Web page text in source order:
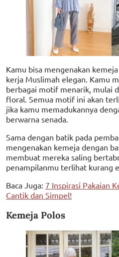
Kamu bisa mengenakan
kerja Muslimah elegan. Kamu
berbagai motif menarik, mulai
floral. Semua motif ini akan
jika kamu memadukannya
berwarna senada.
Sama dengan batik pada
mengenakan kemeja dengan
membuat mereka saling
penampilanmu terlihat kurang
Baca Juga: 7 Inspirasi Pakaian
Cantik dan Simpel!
Kemeja Polos